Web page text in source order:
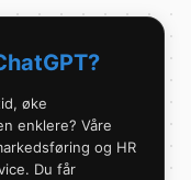
øke
enklere? Våre
og HR
Du får